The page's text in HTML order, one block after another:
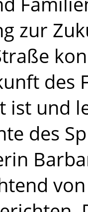
zur
des
ist und
des